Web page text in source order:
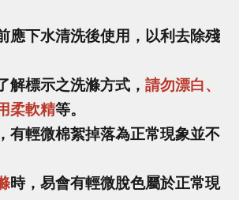
應下水清洗後使用，以利去除殘
解標示之洗滌方式， 請勿漂白、
柔軟精等。
有輕微棉絮掉落為正常現象並不
時，易會有輕微脫色屬於正常現